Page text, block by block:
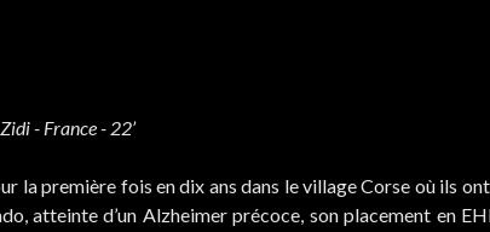
- France - 22’
la première fois en dix ans dans le village Corse où ils
atteinte d’un Alzheimer précoce, son placement en